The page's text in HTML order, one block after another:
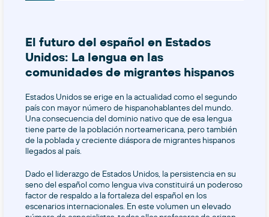
El futuro del español en Estados
Unidos: La lengua en las
comunidades de migrantes hispanos
Estados Unidos se erige en la actualidad como el segundo
país con mayor número de hispanohablantes del mundo.
Una consecuencia del dominio nativo que de esa lengua
tiene parte de la población norteamericana, pero también
de la poblada y creciente diáspora de migrantes hispanos
llegados al país.
Dado el liderazgo de Estados Unidos, la persistencia en su
seno del español como lengua viva constituirá un poderoso
factor de respaldo a la fortaleza del español en los
escenarios internacionales. En este volumen un elevado